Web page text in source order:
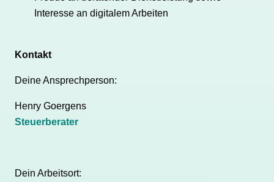
Interesse an digitalem Arbeiten
Kontakt
Deine Ansprechperson:
Henry Goergens
Steuerberater
Dein Arbeitsort: